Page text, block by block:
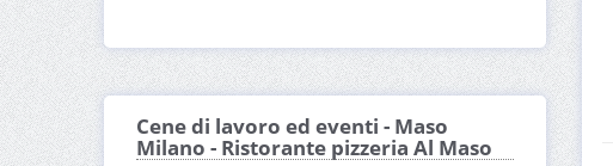
Cene di lavoro ed eventi - Maso
Milano - Ristorante pizzeria Al Maso